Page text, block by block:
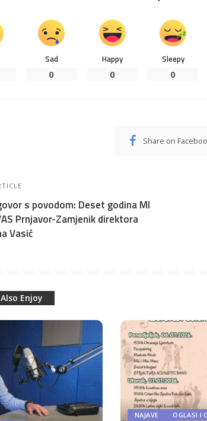
Sad
0
Happy
0
Sleepy
0
Share on
s povodom: Deset godina MI
Prnjavor-Zamjenik direktora
Vasić
Enjoy
NAJAVE
OGLASI I